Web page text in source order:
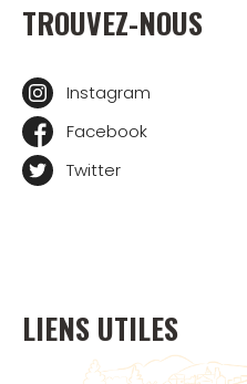
TROUVEZ-NOUS
Instagram
Facebook
Twitter
LIENS UTILES